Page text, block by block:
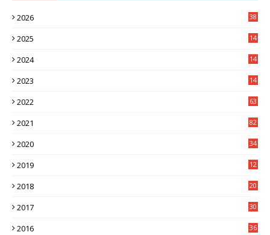
2026 38
2025
14
2024
14
2023
14
2022 63
2021 82
2020 34
2019
12
2018
20
2017
30
2016
36